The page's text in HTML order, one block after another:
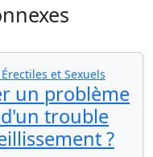
et Sexuels
un problème
trouble
?